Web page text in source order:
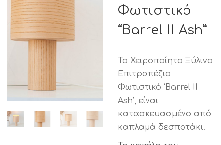
Φωτιστικό
“Barrel II Ash”
Το Χειροποίητο Ξύλινο
Επιτραπέζιο
Φωτιστικό ‘Barrel II
Ash’, είναι
κατασκευασμένο από
καπλαμά δεσποτάκι.